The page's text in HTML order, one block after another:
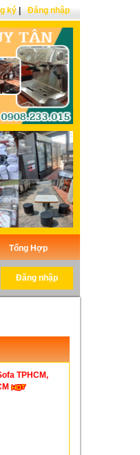
ký Đăng nhập
Tổng Hợp
Đăng nhập
TPHCM,